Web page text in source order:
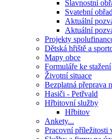
Slavnostní
Svatební
Aktuální
Aktuální
Projekty
Dětská hřiště a
Mapy obce
Formuláře ke stažení
Životní situace
Bezplatná přeprava
Hasiči - Petřvald
Hřbitovní služby
Hřbitov
Ankety...
Pracovní příležitosti